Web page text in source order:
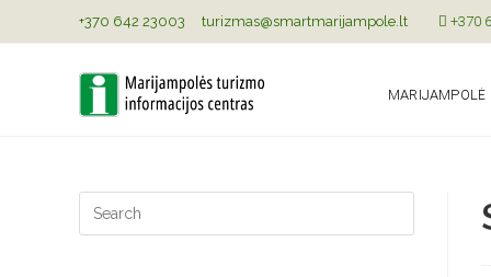
+370 642 23003 turizmas@smartmarijampole.lt +370
MARIJAMPOLĖ